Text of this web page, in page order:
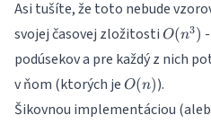
Asi tušíte, že toto nebude
svojej časovej zložitosti O(n^3)
O(n3)
podúsekov a pre každý z nich
v ňom (ktorých je O(n)
O(n)).
Šikovnou implementáciou